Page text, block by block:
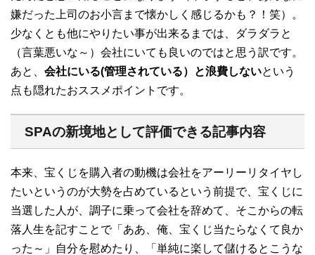
嫌だった上司のお小言まで懐かしく感じるかも？！笑）。
少なくとも他にやりたい事が出来るまでは、ダラダラと
（言葉悪いな～）会社にいても良いのではと思う訳です。
あと、 会社にいる(管理されている）と浪費しないという
点も隠れたおススメポイントです。
SPAの新境地として評価できる記事内容
本来、宝くじを購入者の動機は会社をアーリーリタイヤし
たいというのが大勢を占めているという前提で、宝くじに
当選した人が、調子に乗って会社を辞めて、そこからの転
落人生を記すことで「ああ、俺、宝くじ当たらなくて良か
った～」自分を慰めたり、「単純に楽して儲けるとこうな